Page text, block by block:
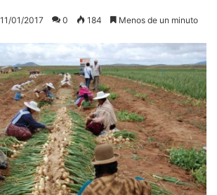
11/01/2017 0 184 Menos de un minuto